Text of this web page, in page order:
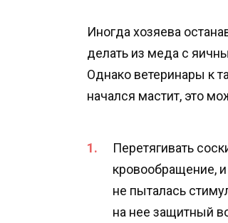
Иногда хозяева
делать из меда с
Однако ветеринары к
начался мастит, это
Перетягивать
кровообращение,
не пыталась
на нее защитный